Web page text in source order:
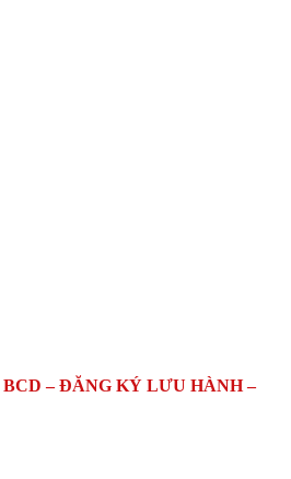
– ĐĂNG KÝ LƯU HÀNH –